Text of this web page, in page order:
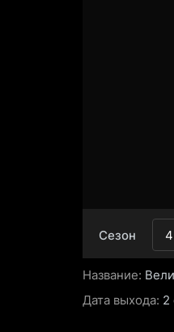
Сезон 4
Название:
Дата выхода: 2